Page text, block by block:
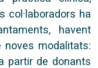
col·laboradors ha
havent
modalitats:
partir de donants